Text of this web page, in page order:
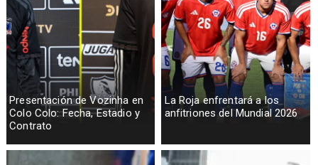
Presentación de Vozinha en
Colo Colo: Fecha, Estadio y
Contrato
La Roja enfrentará a los
anfitriones del Mundial 2026